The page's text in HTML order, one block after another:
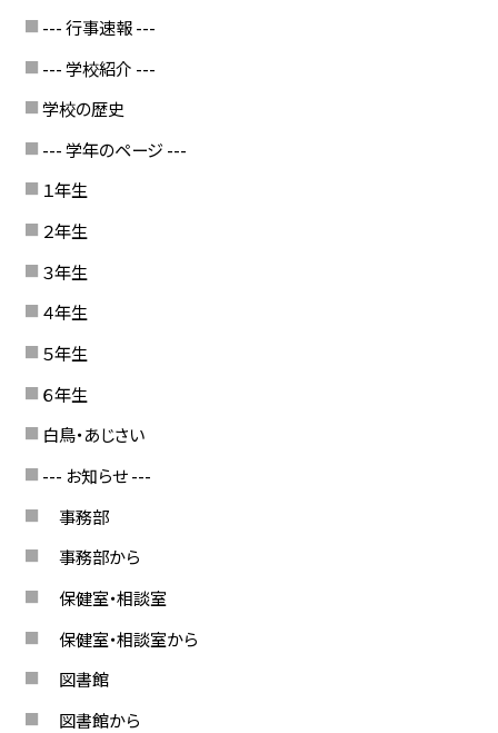
--- 行事速報 ---
--- 学校紹介 ---
学校の歴史
--- 学年のページ ---
１年生
２年生
３年生
４年生
５年生
６年生
白鳥・あじさい
--- お知らせ ---
事務部
事務部から
保健室・相談室
保健室・相談室から
図書館
図書館から